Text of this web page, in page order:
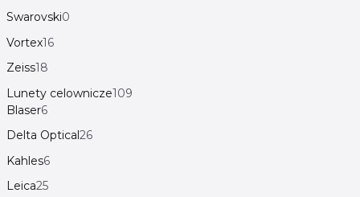
Swarovski0
Vortex16
Zeiss18
Lunety celownicze109
Blaser6
Delta Optical26
Kahles6
Leica25